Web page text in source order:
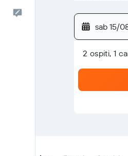
sab 15/
2 ospiti, 1